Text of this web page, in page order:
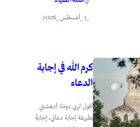
_1 _أغسطس _2026
كرم الله في إجابة
الدعاء
أقول لربي دومًا: أدهشني
بطريقة إجابة دعائي، إجابةً